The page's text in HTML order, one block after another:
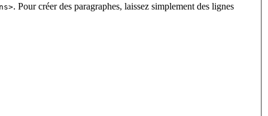
. Pour créer des paragraphes, laissez simplement des lignes